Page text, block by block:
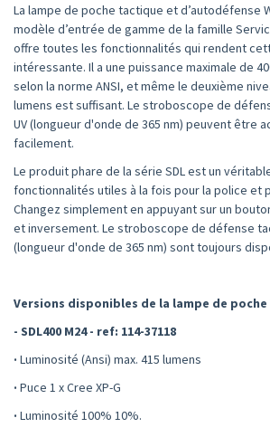
La lampe de poche tactique et d’autodéfense
modèle d’entrée de gamme de la famille
offre toutes les fonctionnalités qui rendent
intéressante. Il a une puissance maximale de
selon la norme ANSI, et même le deuxième
lumens est suffisant. Le stroboscope de
UV (longueur d'onde de 365 nm) peuvent être
facilement.
Le produit phare de la série SDL est un
fonctionnalités utiles à la fois pour la police et
Changez simplement en appuyant sur un
et inversement. Le stroboscope de défense
(longueur d'onde de 365 nm) sont toujours
Versions disponibles de la lampe de
- SDL400 M24 - ref: 114-37118
· Luminosité (Ansi) max. 415 lumens
· Puce 1 x Cree XP-G
· Luminosité 100% 10%.